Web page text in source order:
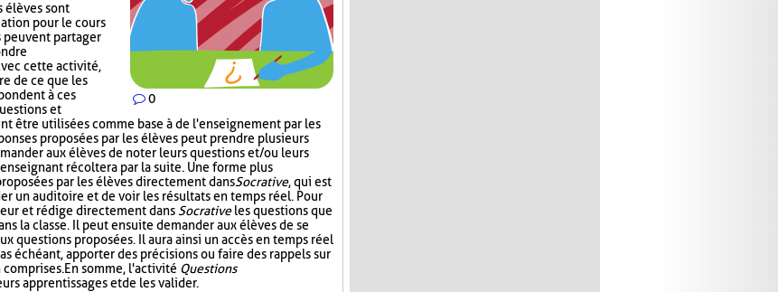
0
élèves sont
pour le cours
peuvent partager
cette activité,
de ce que les
à ces
et
être utilisées comme base à de l'enseignement par les
proposées par les élèves peut prendre plusieurs
aux élèves de noter leurs questions et/ou leurs
récoltera par la suite. Une forme plus
par les élèves directement dansSocrative, qui est
un auditoire et de voir les résultats en temps réel. Pour
et rédige directement dansSocrativeles questions que
la classe. Il peut ensuite demander aux élèves de se
questions proposées. Il aura ainsi un accès en temps réel
échéant, apporter des précisions ou faire des rappels sur
En somme, l'activité Questions
apprentissages et de les valider.